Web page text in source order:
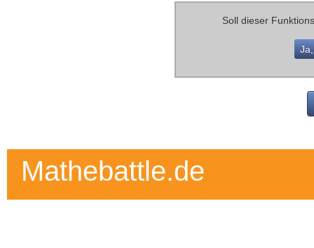
Soll dieser
Mathebattle.de